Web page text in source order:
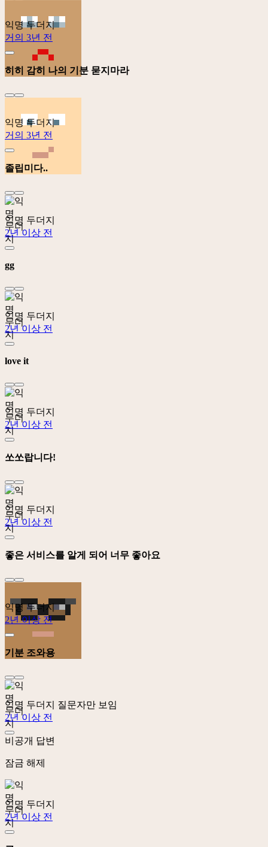
익명 두더지
거의 3년 전
히히 감히 나의 기분 묻지마라
익명 두더지
거의 3년 전
졸립미다..
익명 두더지
2년 이상 전
gg
익명 두더지
2년 이상 전
love it
익명 두더지
2년 이상 전
쏘쏘랍니다!
익명 두더지
2년 이상 전
좋은 서비스를 알게 되어 너무 좋아요
익명 두더지
2년 이상 전
기분 조와용
익명 두더지
질문자만 보임
2년 이상 전
비공개 답변
잠금 해제
익명 두더지
2년 이상 전